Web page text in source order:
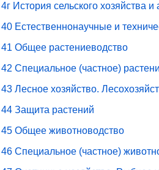
4г История сельского хозяйства
40 Естественнонаучные и
41 Общее растениеводство
42 Специальное (частное)
43 Лесное хозяйство.
44 Защита растений
45 Общее животноводство
46 Специальное (частное)